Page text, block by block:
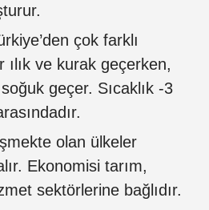
çok farklı
ılık ve kurak geçerken,
geçer. Sıcaklık -3
olan ülkeler
Ekonomisi tarım,
sektörlerine bağlıdır.